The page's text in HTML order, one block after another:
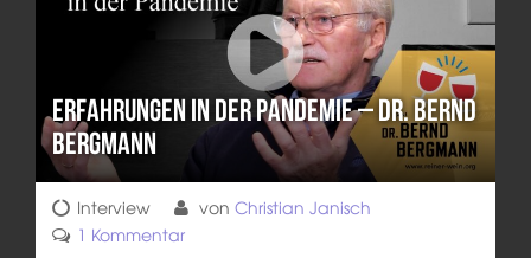
Erfahrungen in der Pandemie – Dr. Bernd
Bergmann
Interview von Christian Janisch
1 Kommentar